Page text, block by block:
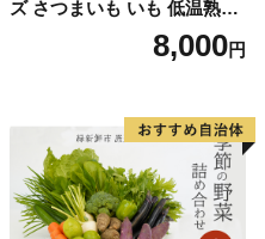
ズ さつまいも いも 低温熟成
完全熟成収穫 甘い 糖度 焼き
芋 やきいも スイートポテト
8,000円